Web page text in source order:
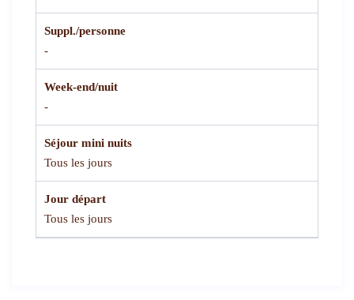
Suppl./personne
-
Week-end/nuit
-
Séjour mini nuits
Tous les jours
Jour départ
Tous les jours